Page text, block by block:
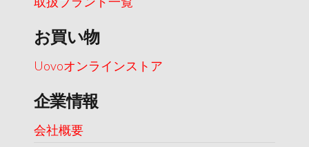
お買い物
Uovoオンラインストア
企業情報
会社概要